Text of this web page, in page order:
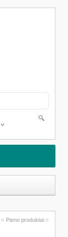
» Pieno produktai »